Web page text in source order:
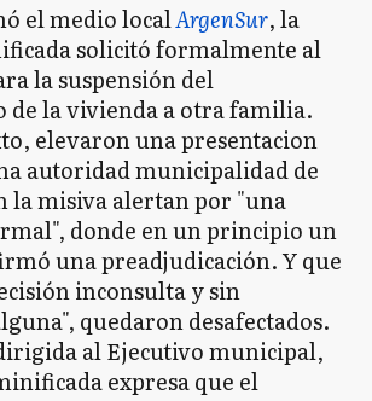
el medio localArgenSur, la
solicitó formalmente al
la suspensión del
de la vivienda a otra familia.
elevaron una presentacion
autoridad municipalidad de
la misiva alertan por "una
donde en un principio un
una preadjudicación. Y que
inconsulta y sin
quedaron desafectados.
al Ejecutivo municipal,
expresa que el